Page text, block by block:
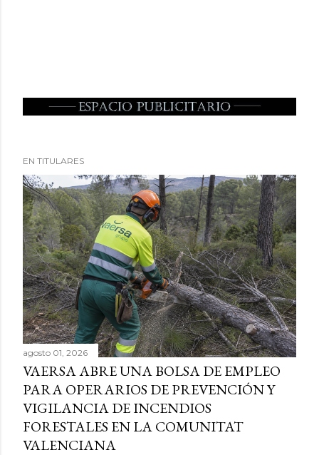
EN TITULARES
agosto 01, 2026
VAERSA ABRE UNA BOLSA DE EMPLEO
PARA OPERARIOS DE PREVENCIÓN Y
VIGILANCIA DE INCENDIOS
FORESTALES EN LA COMUNITAT
VALENCIANA